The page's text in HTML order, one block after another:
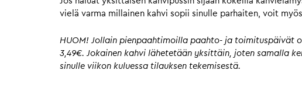
vielä varma millainen kahvi sopii sinulle parhaiten, voit
HUOM! Jollain pienpaahtimoilla paahto- ja toimituspäivät
3,49€. Jokainen kahvi lähetetään yksittäin, joten samalla
sinulle viikon kuluessa tilauksen tekemisestä.